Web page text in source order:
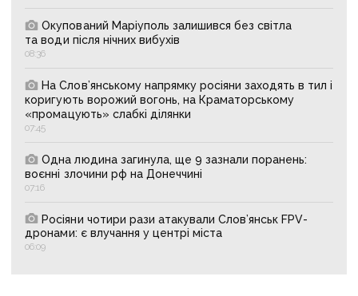
Окупований Маріуполь залишився без світла
та води після нічних вибухів
08:36
На Слов’янському напрямку росіяни заходять в тил і
коригують ворожий вогонь, на Краматорському
«промацують» слабкі ділянки
07:45
Одна людина загинула, ще 9 зазнали поранень:
воєнні злочини рф на Донеччині
07:16
Росіяни чотири рази атакували Слов’янськ FPV-
дронами: є влучання у центрі міста
06:09